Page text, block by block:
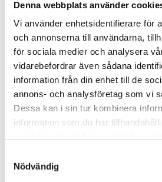
Denna webbplats använder
Vi använder enhetsidentifierare för
och annonserna till användarna,
för sociala medier och analysera
vidarebefordrar även sådana
information från din enhet till de
annons- och analysföretag som vi
Dessa kan i sin tur kombinera
information som du har
Nödvändig
Sista ansökningsdag: 2026-09-
LÄS MER
DAGAR KVAR:
28